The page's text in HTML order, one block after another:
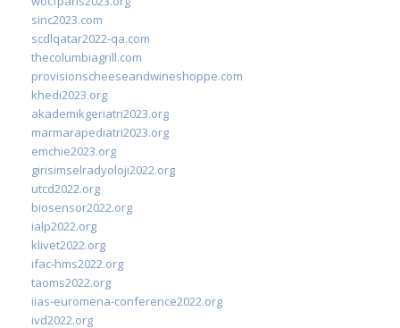
sinc2023.com
scdlqatar2022-qa.com
thecolumbiagrill.com
provisionscheeseandwineshoppe.com
khedi2023.org
akademikgeriatri2023.org
marmarapediatri2023.org
emchie2023.org
girisimselradyoloji2022.org
utcd2022.org
biosensor2022.org
ialp2022.org
klivet2022.org
ifac-hms2022.org
taoms2022.org
iias-euromena-conference2022.org
ivd2022.org